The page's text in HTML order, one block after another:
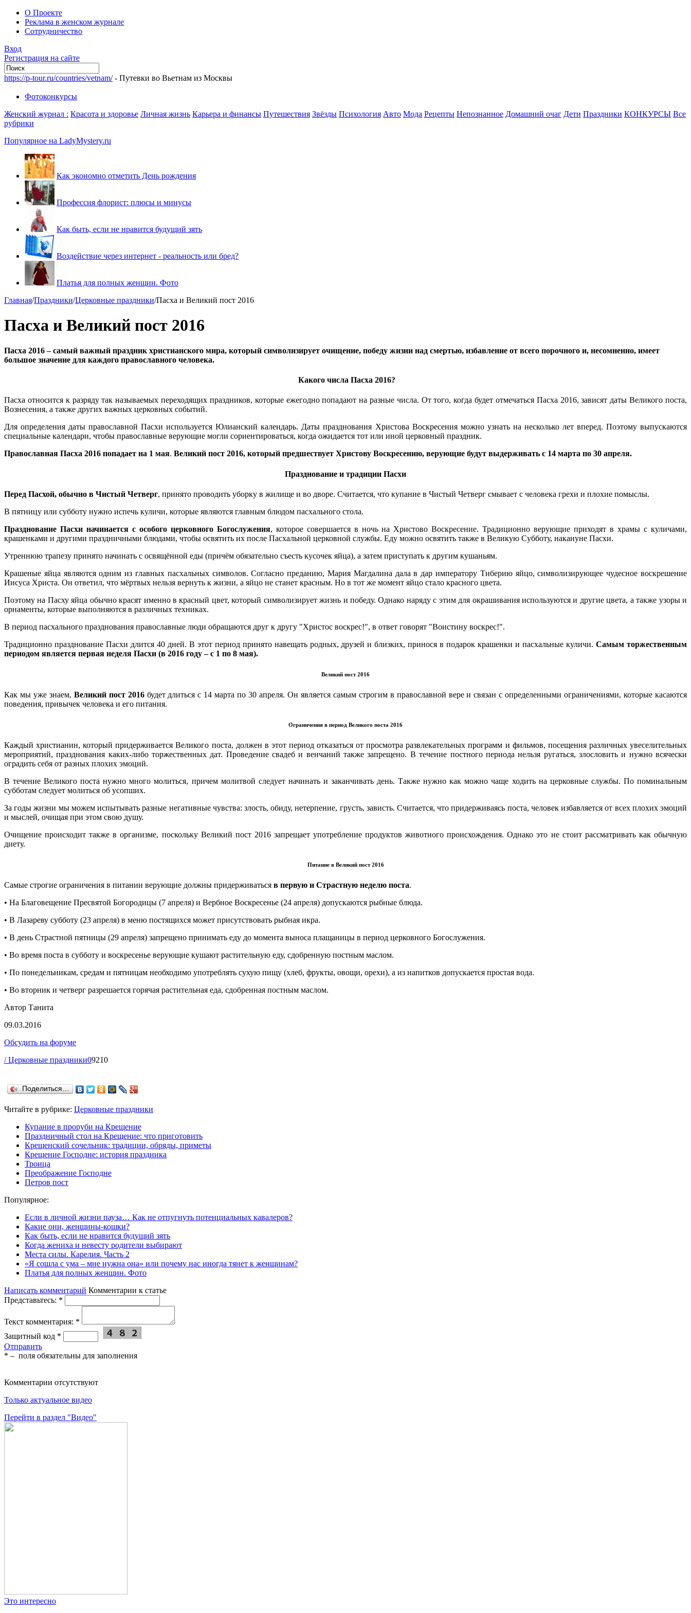
О Проекте
Реклама в женском журнале
Сотрудничество
Вход
Регистрация на сайте
https://p-tour.ru/countries/vetnam/- Путевки во Вьетнам из Москвы
Фотоконкурсы
Женский журнал : Красота и здоровье Личная жизнь Карьера и финансы Путешествия Звёзды Психология Авто Мода Рецепты Непознанное Домашний очаг Дети Праздники КОНКУРСЫ Все
рубрики
Популярное на LadyMystery.ru
Как экономно отметить День рождения
Профессия флорист: плюсы и минусы
Как быть, если не нравится будущий зять
Воздействие через интернет - реальность или бред?
Платья для полных женщин. Фото
Главная/Праздники/Церковные праздники/Пасха и Великий пост 2016
Пасха и Великий пост 2016
Пасха 2016 – самый важный праздник христианского мира, который символизирует очищение, победу жизни над смертью, избавление от всего порочного и, несомненно, имеет
большое значение для каждого православного человека.
Какого числа Пасха 2016?
Пасха относится к разряду так называемых переходящих праздников, которые ежегодно попадают на разные числа. От того, когда будет отмечаться Пасха 2016, зависят даты Великого поста,
Вознесения, а также других важных церковных событий.
Для определения даты православной Пасхи используется Юлианский календарь. Даты празднования Христова Воскресения можно узнать на несколько лет вперед. Поэтому выпускаются
специальные календари, чтобы православные верующие могли сориентироваться, когда ожидается тот или иной церковный праздник.
Православная Пасха 2016 попадает на 1 мая. Великий пост 2016, который предшествует Христову Воскресению, верующие будут выдерживать с 14 марта по 30 апреля.
Празднование и традиции Пасхи
Перед Пасхой, обычно в Чистый Четверг, принято проводить уборку в жилище и во дворе. Считается, что купание в Чистый Четверг смывает с человека грехи и плохие помыслы.
В пятницу или субботу нужно испечь куличи, которые являются главным блюдом пасхального стола.
Празднование Пасхи начинается с особого церковного Богослужения, которое совершается в ночь на Христово Воскресение. Традиционно верующие приходят в храмы с куличами,
крашенками и другими праздничными блюдами, чтобы освятить их после Пасхальной церковной службы. Еду можно освятить также в Великую Субботу, накануне Пасхи.
Утреннюю трапезу принято начинать с освящённой еды (причём обязательно съесть кусочек яйца), а затем приступать к другим кушаньям.
Крашеные яйца являются одним из главных пасхальных символов. Согласно преданию, Мария Магдалина дала в дар императору Тиберию яйцо, символизирующее чудесное воскрешение
Иисуса Христа. Он ответил, что мёртвых нельзя вернуть к жизни, а яйцо не станет красным. Но в тот же момент яйцо стало красного цвета.
Поэтому на Пасху яйца обычно красят именно в красный цвет, который символизирует жизнь и победу. Однако наряду с этим для окрашивания используются и другие цвета, а также узоры и
орнаменты, которые выполняются в различных техниках.
В период пасхального празднования православные люди обращаются друг к другу "Христос воскрес!", в ответ говорят "Воистину воскрес!".
Традиционно празднование Пасхи длится 40 дней. В этот период принято навещать родных, друзей и близких, принося в подарок крашенки и пасхальные куличи.Самым торжественным
периодом является первая неделя Пасхи (в 2016 году – с 1 по 8 мая).
Великий пост 2016
Как мы уже знаем, Великий пост 2016будет длиться с 14 марта по 30 апреля. Он является самым строгим в православной вере и связан с определенными ограничениями, которые касаются
поведения, привычек человека и его питания.
Ограничения в период Великого поста 2016
Каждый христианин, который придерживается Великого поста, должен в этот период отказаться от просмотра развлекательных программ и фильмов, посещения различных увеселительных
мероприятий, празднования каких-либо торжественных дат. Проведение свадеб и венчаний также запрещено. В течение постного периода нельзя ругаться, злословить и нужно всячески
оградить себя от разных плохих эмоций.
В течение Великого поста нужно много молиться, причем молитвой следует начинать и заканчивать день. Также нужно как можно чаще ходить на церковные службы. По поминальным
субботам следует молиться об усопших.
За годы жизни мы можем испытывать разные негативные чувства: злость, обиду, нетерпение, грусть, зависть. Считается, что придерживаясь поста, человек избавляется от всех плохих эмоций
и мыслей, очищая при этом свою душу.
Очищение происходит также в организме, поскольку Великий пост 2016 запрещает употребление продуктов животного происхождения. Однако это не стоит рассматривать как обычную
диету.
Питание в Великий пост 2016
Самые строгие ограничения в питании верующие должны придерживаться в первую и Страстную неделю поста.
• На Благовещение Пресвятой Богородицы (7 апреля) и Вербное Воскресенье (24 апреля) допускаются рыбные блюда.
• В Лазареву субботу (23 апреля) в меню постящихся может присутствовать рыбная икра.
• В день Страстной пятницы (29 апреля) запрещено принимать еду до момента выноса плащаницы в период церковного Богослужения.
• Во время поста в субботу и воскресенье верующие кушают растительную еду, сдобренную постным маслом.
• По понедельникам, средам и пятницам необходимо употреблять сухую пищу (хлеб, фрукты, овощи, орехи), а из напитков допускается простая вода.
• Во вторник и четверг разрешается горячая растительная еда, сдобренная постным маслом.
Автор Танита
09.03.2016
Обсудить на форуме
/ Церковные праздники09210
Поделиться…
Читайте в рубрике: Церковные праздники
Купание в проруби на Крещение
Праздничный стол на Крещение: что приготовить
Крещенский сочельник: традиции, обряды, приметы
Крещение Господне: история праздника
Троица
Преображение Господне
Петров пост
Популярное:
Если в личной жизни пауза… Как не отпугнуть потенциальных кавалеров?
Какие они, женщины-кошки?
Как быть, если не нравится будущий зять
Когда жениха и невесту родители выбирают
Места силы. Карелия. Часть 2
«Я сошла с ума – мне нужна она» или почему нас иногда тянет к женщинам?
Платья для полных женщин. Фото
Написать комментарий Комментарии к статье
Представьтесь: *
Текст комментария: *
Защитный код *
Отправить
* – поля обязательны для заполнения
Комментарии отсутствуют
Только актуальное видео
Перейти в раздел "Видео"
Это интересно